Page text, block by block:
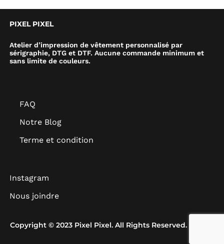
PIXEL PIXEL
Atelier d’impression de vêtement personnalisé par
sérigraphie, DTG et DTF. Aucune commande minimum et
sans limite de couleurs.
FAQ
Notre Blog
Terme et condition
Instagram
Nous joindre
Copyright © 2023 Pixel Pixel. All Rights Reserved.